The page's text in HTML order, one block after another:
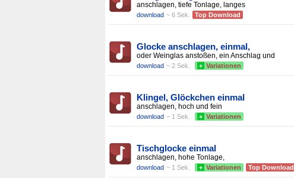
anschlagen, tiefe Tonlage, langes
download ~ 6 Sek. Top Download
Glocke anschlagen, einmal,
oder Weinglas anstoßen, ein Anschlag und
download ~ 2 Sek. + Variationen
Klingel, Glöckchen einmal
anschlagen, hoch und fein
download ~ 1 Sek. + Variationen
Tischglocke einmal
anschlagen, hohe Tonlage,
download ~ 1 Sek. + Variationen Top Download